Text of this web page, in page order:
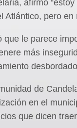
afirmó
Atlántico, pero
que le parece
más
de
en el
que dicen